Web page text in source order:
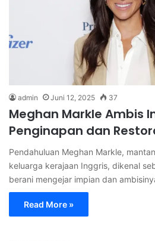
admin Juni 12, 2025 37
Meghan Markle Ambis
Penginapan dan
Pendahuluan Meghan Markle,
keluarga kerajaan Inggris, dikenal
berani mengejar impian dan
Read More »